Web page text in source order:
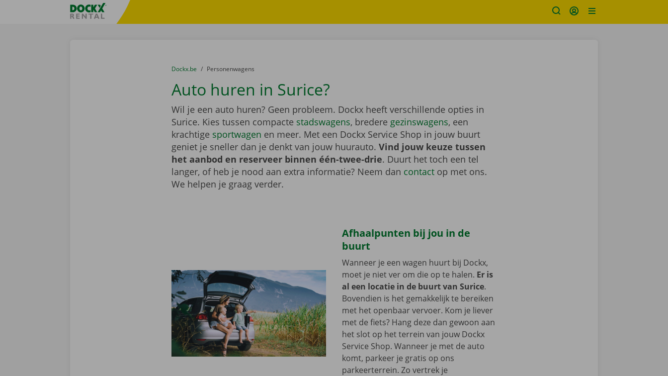
Taalselectie overslaanFratello DEMO
U bevindt zich hier:
van
Dockx.be naar
Personenwagens
Auto huren in Surice?
Wil je een auto huren? Geen probleem. Dockx heeft verschillende opties in
Surice. Kies tussen compacte stadswagens, bredere gezinswagens, een
krachtige sportwagen en meer. Met een Dockx Service Shop in jouw buurt
geniet je sneller dan je denkt van jouw huurauto. Vind jouw keuze tussen
het aanbod en reserveer binnen één-twee-drie. Duurt het toch een tel
langer, of heb je nood aan extra informatie? Neem dan contactop met ons.
We helpen je graag verder.
Afhaalpunten bij jou in de
buurt
Wanneer je een wagen huurt bij Dockx,
moet je niet ver om die op te halen. Er is
al een locatie in de buurt van Surice.
Bovendien is het gemakkelijk te bereiken
met het openbaar vervoer. Kom je liever
met de fiets? Hang deze dan gewoon aan
het slot op het terrein van jouw Dockx
Service Shop. Wanneer je met de auto
komt, parkeer je gratis op ons
parkeerterrein. Zo vertrek je